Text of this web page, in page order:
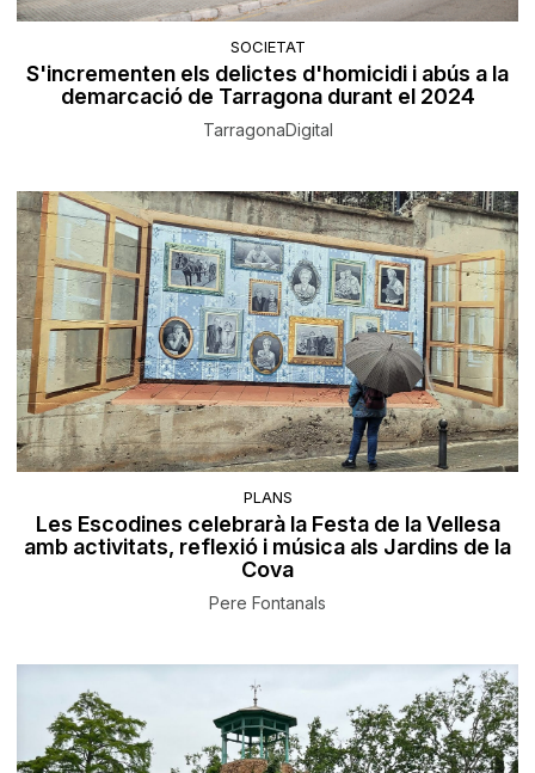
SOCIETAT
S'incrementen els delictes d'homicidi i abús a la
demarcació de Tarragona durant el 2024
TarragonaDigital
PLANS
Les Escodines celebrarà la Festa de la Vellesa
amb activitats, reflexió i música als Jardins de la
Cova
Pere Fontanals